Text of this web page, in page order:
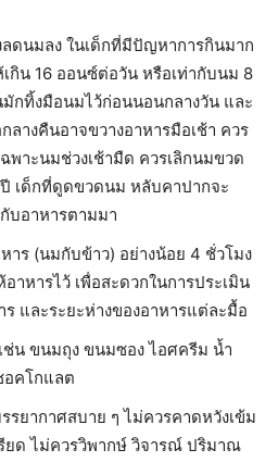
ดนมลง ในเด็กที่มีปัญหาการกินมาก
กิน 16 ออนซ์ต่อวัน หรือเท่ากับนม 8
กทิ้งมือนมไว้ก่อนนอนกลางวัน และ
างคืนอาจขวางอาหารมือเช้า ควร
พาะนมช่วงเช้ามืด ควรเลิกนมขวด
เด็กที่ดูดขวดนม หลับคาปากจะ
บอาหารตามมา
าร (นมกับข้าว) อย่างน้อย 4 ชั่วโมง
อาหารไว้ เพื่อสะดวกในการประเมิน
และระยะห่างของอาหารแต่ละมื้อ
ช่น ขนมถุง ขนมซอง ไอศครีม น้ำ
คโกแลต
รยากาศสบาย ๆ ไม่ควรคาดหวังเข้ม
ยด ไม่ควรวิพากษ์ วิจารณ์ ปริมาณ